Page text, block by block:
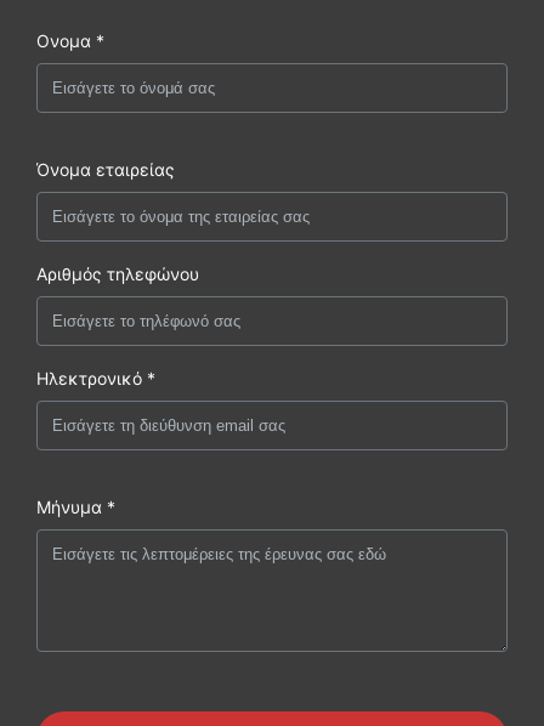
Ονομα *
Όνομα εταιρείας
Αριθμός τηλεφώνου
Ηλεκτρονικό *
Μήνυμα *